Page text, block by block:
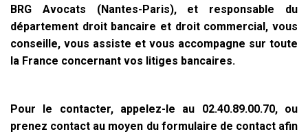
BRG Avocats (Nantes-Paris), et responsable du
département droit bancaire et droit commercial, vous
conseille, vous assiste et vous accompagne sur toute
la France concernant vos litiges bancaires.
Pour le contacter, appelez-le au 02.40.89.00.70, ou
prenez contact au moyen du formulaire de contact afin